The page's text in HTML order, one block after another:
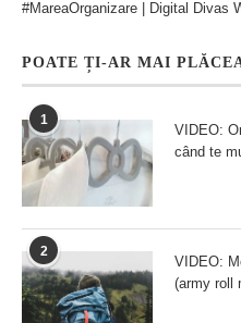
#MareaOrganizare | Digital Divas
POATE ȚI-AR MAI
1
VIDEO:
când te
2
VIDEO:
(army roll